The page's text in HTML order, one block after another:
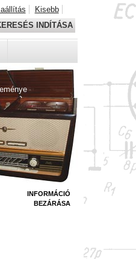
Kisebb
INDÍTÁSA
INFORMÁCIÓ
BEZÁRÁSA